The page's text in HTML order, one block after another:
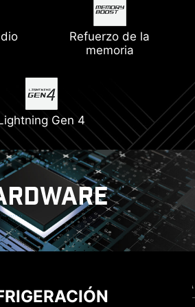
Refuerzo de la
memoria
Gen 4
SOLUCIÓN DE ENERGÍA
BOOST
UTILITY INSTALLER